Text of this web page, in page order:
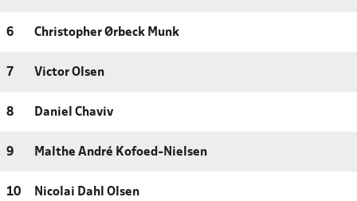
6 Christopher Ørbeck Munk
7 Victor Olsen
8 Daniel Chaviv
9 Malthe André Kofoed-Nielsen
10 Nicolai Dahl Olsen